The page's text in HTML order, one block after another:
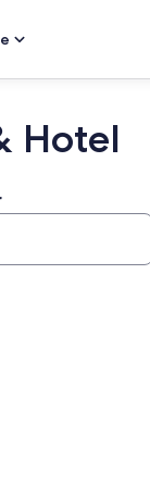
Hotel